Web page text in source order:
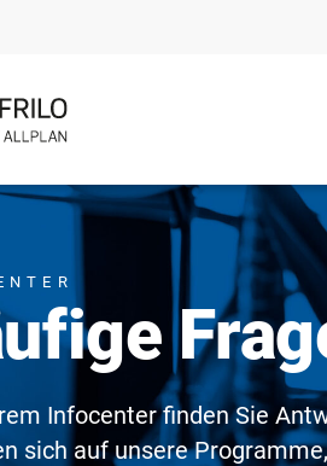
Infocenter finden Sie
sich auf unsere